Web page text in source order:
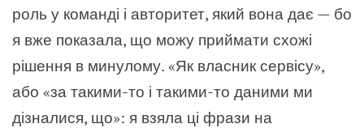
роль у команді і авторитет, який вона дає — бо
я вже показала, що можу приймати схожі
рішення в минулому. «Як власник сервісу»,
або «за такими-то і такими-то даними ми
дізналися, що»: я взяла ці фрази на